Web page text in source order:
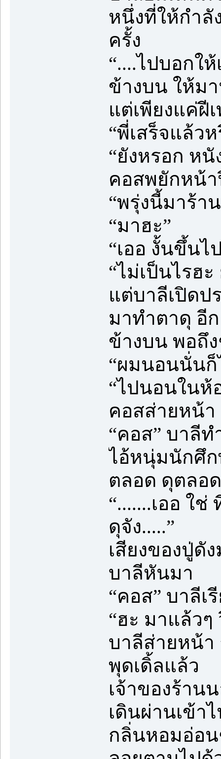
หนึ่งที่ให้กำลั
ครั้ง
“....ไปบอกใ
ข้างบน ให้ม
แต่เพียงแค่ฝี
“พี่เสร็จแล้ว
“ยังหรอก หนั
คอสพยักหน้า
“พรุ่งนี้มาร้า
“มาฮะ”
“เออ งั้นขึ้น
“ไม่เป็นไรฮ
แต่บาลีเปิดป
มาทำตาดุ อี
ข้างบน พอถึ
“ผมนอนนั่นก็
“ไปนอนในห้
คอสส่ายหน้า
“คอส” บาลีท
ไอ้หนุ่มนักศึก
ตลอด ดุตลอ
“.......เออ ใ
ดุจัง.....”
เสียงของปู่ดั
บาลีหันมา
“คอส” บาลีเ
“ฮะ มาแล้ว
บาลีส่ายหน้
พุดเดิ้ลแล้ว
เจ้าของร้าน
เดินผ่านเข้า
กลิ่นหอมอ่อน